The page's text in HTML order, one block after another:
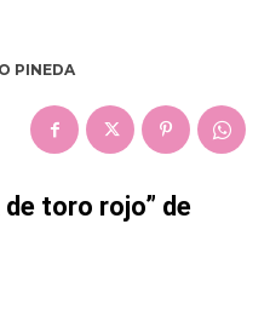
PINEDA
de toro rojo” de